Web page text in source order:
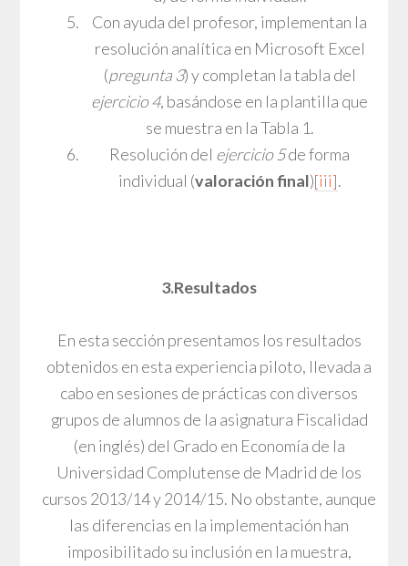
Con ayuda del profesor, implementan la
resolución analítica en Microsoft Excel
(pregunta 3) y completan la tabla del
ejercicio 4, basándose en la plantilla que
se muestra en la Tabla 1.
Resolución del ejercicio 5de forma
individual (valoración final)[iii].
3.Resultados
En esta sección presentamos los resultados
obtenidos en esta experiencia piloto, llevada a
cabo en sesiones de prácticas con diversos
grupos de alumnos de la asignatura Fiscalidad
(en inglés) del Grado en Economía de la
Universidad Complutense de Madrid de los
cursos 2013/14 y 2014/15. No obstante, aunque
las diferencias en la implementación han
imposibilitado su inclusión en la muestra,